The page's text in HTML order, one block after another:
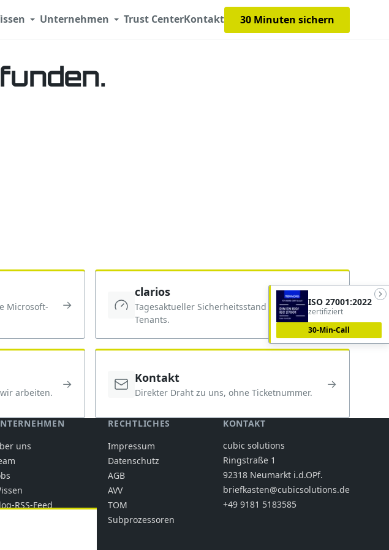
Unternehmen Trust CenterKontakt 30 Minuten sichern
Microsoft-
→
clarios
Tagesaktueller Sicherheitsstand deines
Tenants.
→
arbeiten.
→ Kontakt
Direkter Draht zu uns, ohne Ticketnummer.
→
uns
RSS-Feed
RECHTLICHES
Impressum
Datenschutz
AGB
AVV
TOM
Subprozessoren
KONTAKT
cubic solutions
Ringstraße 1
92318 Neumarkt i.d.OPf.
briefkasten@cubicsolutions.de
+49 9181 5183585
ISO 27001:2022
zertifiziert
30-Min-Call